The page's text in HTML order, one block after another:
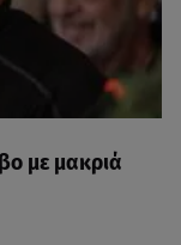
με μακριά